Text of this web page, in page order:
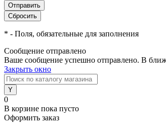
* - Поля, обязательные для заполнения
Сообщение отправлено
Ваше сообщение успешно отправлено. В
Закрыть окно
0
В корзине пока пусто
Оформить заказ